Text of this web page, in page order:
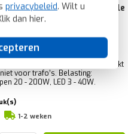
privacybeleid. Wilt u
dan hier.
compleet voor enkele
AS500 creme (AS
complete afdekking, AS 500,
voor enkele (standalone)
basis van fase-aansnijding. Geschikt
voor trafo’s. Belasting:
20 - 200W, LED 3 - 40W.
1-2 weken